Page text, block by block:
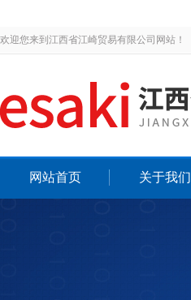
欢迎您来到江西省江崎贸易有限公司网站！
网站首页 关于我们